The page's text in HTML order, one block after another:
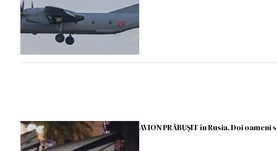
AVION PRĂBUȘIT în Rusia. Doi oameni